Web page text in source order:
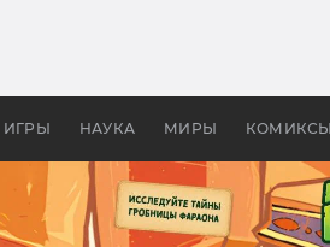
ИГРЫ НАУКА МИРЫ КОМИКСЫ
апокалипсис, в России —